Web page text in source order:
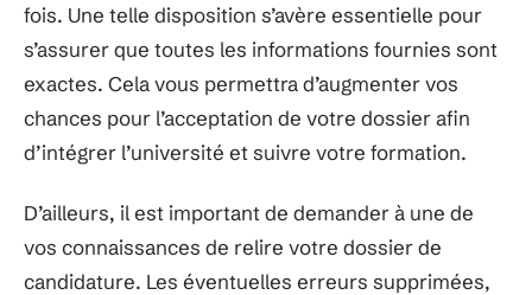
fois. Une telle disposition s’avère essentielle pour
s’assurer que toutes les informations fournies sont
exactes. Cela vous permettra d’augmenter vos
chances pour l’acceptation de votre dossier afin
d’intégrer l’université et suivre votre formation.
D’ailleurs, il est important de demander à une de
vos connaissances de relire votre dossier de
candidature. Les éventuelles erreurs supprimées,